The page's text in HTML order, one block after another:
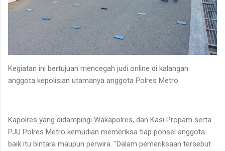
Kegiatan ini bertujuan mencegah judi online di kalangan
anggota kepolisian utamanya anggota Polres Metro.
Kapolres yang didampingi Wakapolres, dan Kasi Propam serta
PJU Polres Metro kemudian memeriksa tiap ponsel anggota
baik itu bintara maupun perwira. "Dalam pemeriksaan tersebut